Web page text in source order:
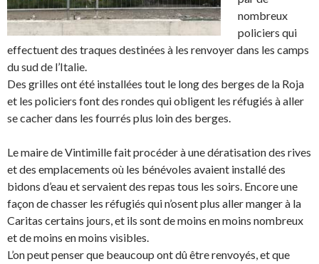
nombreux
policiers qui
effectuent des traques destinées à les renvoyer dans les camps
du sud de l’Italie.
Des grilles ont été installées tout le long des berges de la Roja
et les policiers font des rondes qui obligent les réfugiés à aller
se cacher dans les fourrés plus loin des berges.
Le maire de Vintimille fait procéder à une dératisation des rives
et des emplacements où les bénévoles avaient installé des
bidons d’eau et servaient des repas tous les soirs. Encore une
façon de chasser les réfugiés qui n’osent plus aller manger à la
Caritas certains jours, et ils sont de moins en moins nombreux
et de moins en moins visibles.
L’on peut penser que beaucoup ont dû être renvoyés, et que